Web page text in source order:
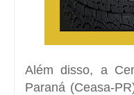
Além disso, a
Paraná (Ceasa-